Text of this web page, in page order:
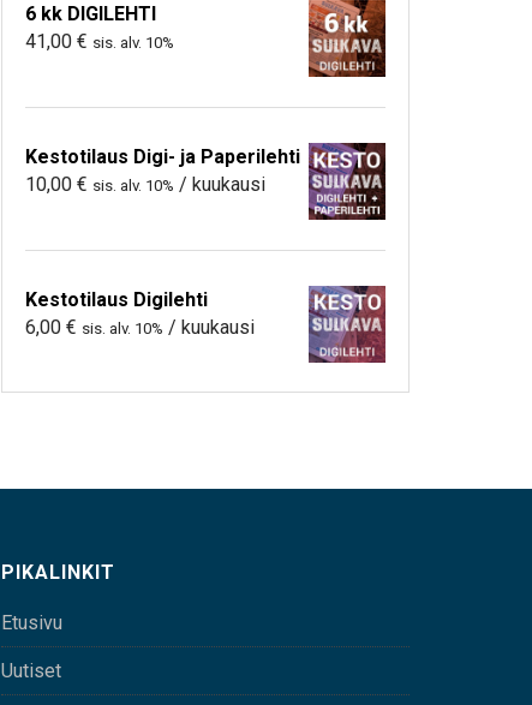
6 kk DIGILEHTI
41,00 € sis. alv. 10%
Kestotilaus Digi- ja Paperilehti
10,00 € sis. alv. 10% / kuukausi
Kestotilaus Digilehti
6,00 € sis. alv. 10% / kuukausi
PIKALINKIT
Etusivu
Uutiset